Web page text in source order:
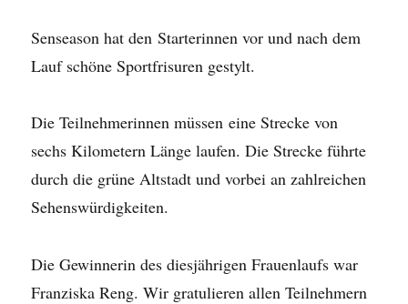
Senseason hat den Starterinnen vor und nach dem
Lauf schöne Sportfrisuren gestylt.
Die Teilnehmerinnen müssen eine Strecke von
sechs Kilometern Länge laufen. Die Strecke führte
durch die grüne Altstadt und vorbei an zahlreichen
Sehenswürdigkeiten.
Die Gewinnerin des diesjährigen Frauenlaufs war
Franziska Reng. Wir gratulieren allen Teilnehmern